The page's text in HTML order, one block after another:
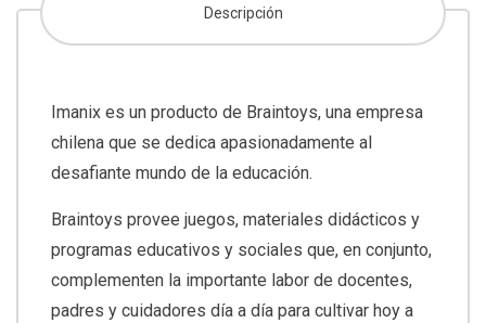
Descripción
Imanix es un producto de Braintoys, una empresa
chilena que se dedica apasionadamente al
desafiante mundo de la educación.
Braintoys provee juegos, materiales didácticos y
programas educativos y sociales que, en conjunto,
complementen la importante labor de docentes,
padres y cuidadores día a día para cultivar hoy a